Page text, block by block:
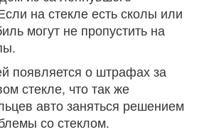
на стекле есть сколы или
могут не пропустить на
появляется о штрафах за
стекле, что так же
авто заняться решением
со стеклом.